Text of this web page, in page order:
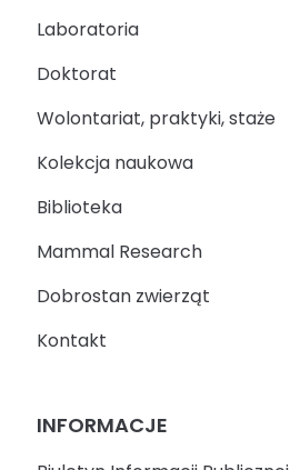
Laboratoria
Doktorat
Wolontariat, praktyki, staże
Kolekcja naukowa
Biblioteka
Mammal Research
Dobrostan zwierząt
Kontakt
INFORMACJE